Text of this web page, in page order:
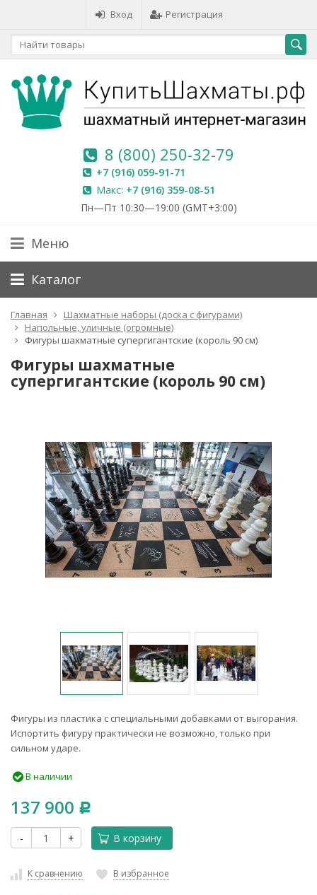
Вход Регистрация
8 (800) 250-32-79
+7 (916) 059-91-71
Макс: +7 (916) 359-08-51
Пн—Пт 10:30—19:00 (GMT+3:00)
Меню
Каталог
Главная
Шахматные наборы (доска с фигурами)
Напольные, уличные (огромные)
Фигуры шахматные супергигантские (король 90 см)
Фигуры шахматные
супергигантские (король 90 см)
​Фигуры из пластика с специальными добавками от выгорания.
Испортить фигуру практически не возможно, только при
сильном ударе.
В наличии
137 900 Р
- + В корзину
К сравнению В избранное